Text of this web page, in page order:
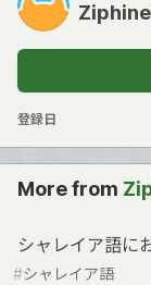
登録日
More from
シャレイア語に
#シャレイア語